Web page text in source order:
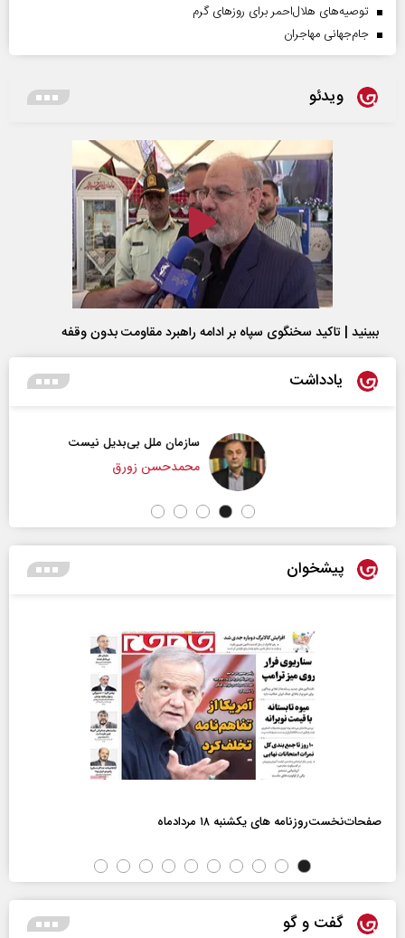
توصیه‌های هلال‌احمر برای روز‌های گرم
جام‌جهانی مهاجران
ویدئو
ببینید | تاکید سخنگوی سپاه بر ادامه راهبرد مقاومت بدون وقفه
یادداشت
سازمان ملل بی‌بدیل نیست
محمدحسن زورق
پیشخوان
صفحات‌نخست‌روزنامه ها‌ی یکشنبه ۱۸ مردادماه
گفت و گو